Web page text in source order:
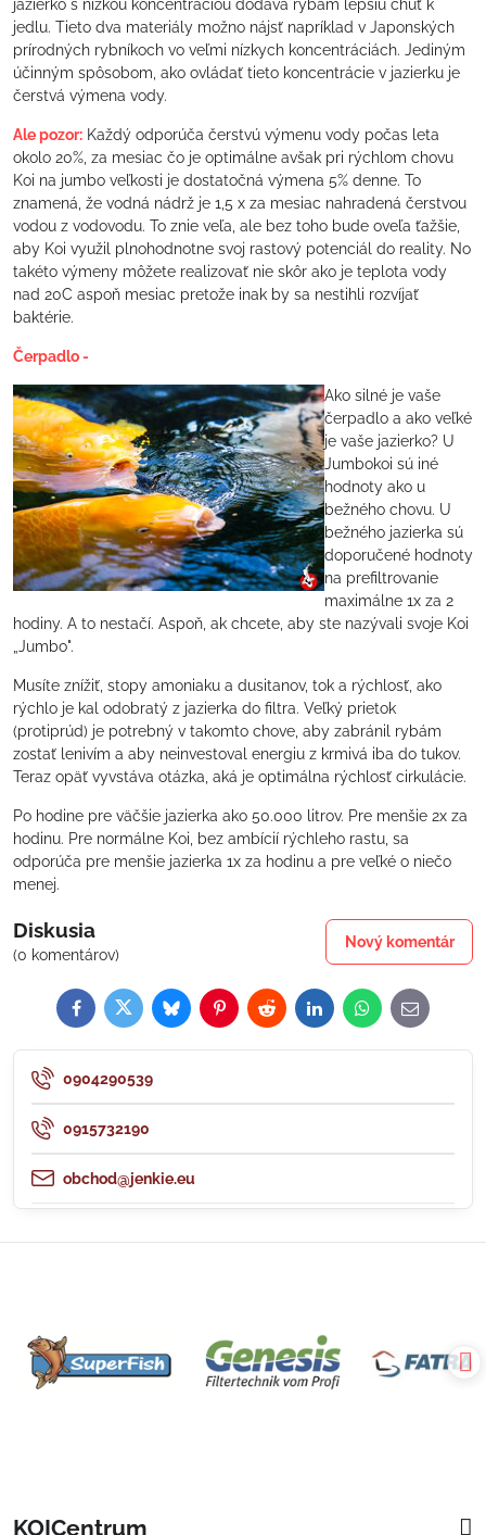
jazierko s nízkou koncentráciou dodáva rybám lepšiu chuť k
jedlu. Tieto dva materiály možno nájsť napríklad v Japonských
prírodných rybníkoch vo veľmi nízkych koncentráciách. Jediným
účinným spôsobom, ako ovládať tieto koncentrácie v jazierku je
čerstvá výmena vody.
Ale pozor: Každý odporúča čerstvú výmenu vody počas leta
okolo 20%, za mesiac čo je optimálne avšak pri rýchlom chovu
Koi na jumbo veľkosti je dostatočná výmena 5% denne. To
znamená, že vodná nádrž je 1,5 x za mesiac nahradená čerstvou
vodou z vodovodu. To znie veľa, ale bez toho bude oveľa ťažšie,
aby Koi využil plnohodnotne svoj rastový potenciál do reality. No
takéto výmeny môžete realizovať nie skôr ako je teplota vody
nad 20C aspoň mesiac pretože inak by sa nestihli rozvíjať
baktérie.
Čerpadlo -
Ako silné je vaše
čerpadlo a ako veľké
je vaše jazierko? U
Jumbokoi sú iné
hodnoty ako u
bežného chovu. U
bežného jazierka sú
doporučené hodnoty
na prefiltrovanie
maximálne 1x za 2
hodiny. A to nestačí. Aspoň, ak chcete, aby ste nazývali svoje Koi
„Jumbo".
Musíte znížiť, stopy amoniaku a dusitanov, tok a rýchlosť, ako
rýchlo je kal odobratý z jazierka do filtra. Veľký prietok
(protiprúd) je potrebný v takomto chove, aby zabránil rybám
zostať lenivím a aby neinvestoval energiu z krmivá iba do tukov.
Teraz opäť vyvstáva otázka, aká je optimálna rýchlosť cirkulácie.
Po hodine pre väčšie jazierka ako 50.000 litrov. Pre menšie 2x za
hodinu. Pre normálne Koi, bez ambícií rýchleho rastu, sa
odporúča pre menšie jazierka 1x za hodinu a pre veľké o niečo
menej.
Diskusia
(0 komentárov)
Nový komentár
FacebookTwitterBlueskyPinterestRedditLinkedInWhatsApp
E-
mail
0904290539
0915732190
obchod@jenkie.eu
KOICentrum